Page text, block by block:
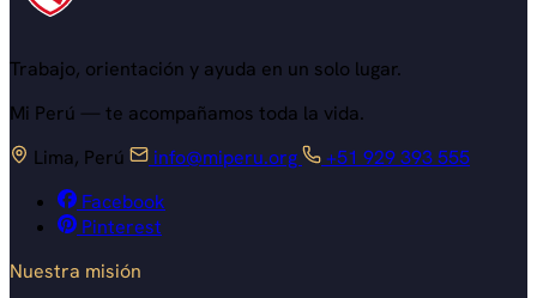
Trabajo, orientación y ayuda en un solo lugar.
Mi Perú — te acompañamos toda la vida.
Lima, Perú
info@miperu.org
+51 929 393 555
Facebook
Pinterest
Nuestra misión